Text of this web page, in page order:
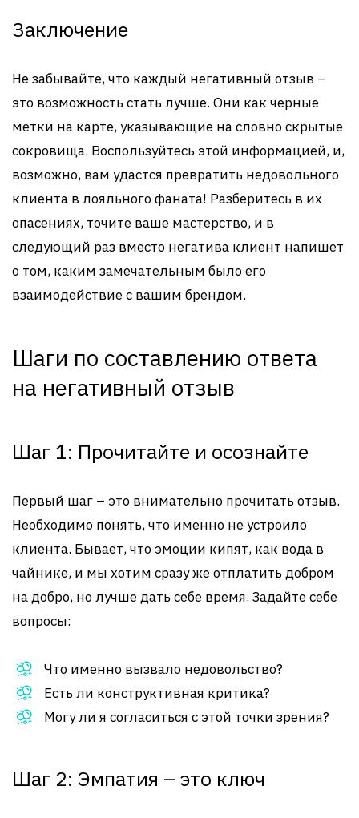
Заключение
Не забывайте, что каждый негативный отзыв –
это возможность стать лучше. Они как черные
метки на карте, указывающие на словно скрытые
сокровища. Воспользуйтесь этой информацией, и,
возможно, вам удастся превратить недовольного
клиента в лояльного фаната! Разберитесь в их
опасениях, точите ваше мастерство, и в
следующий раз вместо негатива клиент напишет
о том, каким замечательным было его
взаимодействие с вашим брендом.
Шаги по составлению ответа
на негативный отзыв
Шаг 1: Прочитайте и осознайте
Первый шаг – это внимательно прочитать отзыв.
Необходимо понять, что именно не устроило
клиента. Бывает, что эмоции кипят, как вода в
чайнике, и мы хотим сразу же отплатить добром
на добро, но лучше дать себе время. Задайте себе
вопросы:
Что именно вызвало недовольство?
Есть ли конструктивная критика?
Могу ли я согласиться с этой точки зрения?
Шаг 2: Эмпатия – это ключ